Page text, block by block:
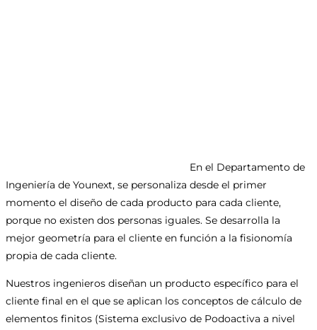
En el Departamento de
Ingeniería de Younext, se personaliza desde el primer
momento el diseño de cada producto para cada cliente,
porque no existen dos personas iguales. Se desarrolla la
mejor geometría para el cliente en función a la fisionomía
propia de cada cliente.
Nuestros ingenieros diseñan un producto específico para el
cliente final en el que se aplican los conceptos de cálculo de
elementos finitos (Sistema exclusivo de Podoactiva a nivel